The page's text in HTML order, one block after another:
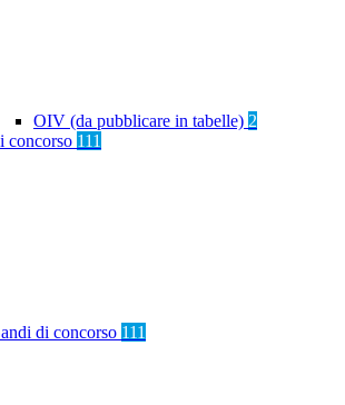
OIV (da pubblicare in tabelle) 2
concorso 111
di concorso 111